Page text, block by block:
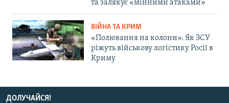
та залякує «мінними атаками»
ВІЙНА ТА КРИМ
«Полювання на колони». Як ЗСУ
ріжуть військову логістику Росії в
Криму
ДОЛУЧАЙСЯ!